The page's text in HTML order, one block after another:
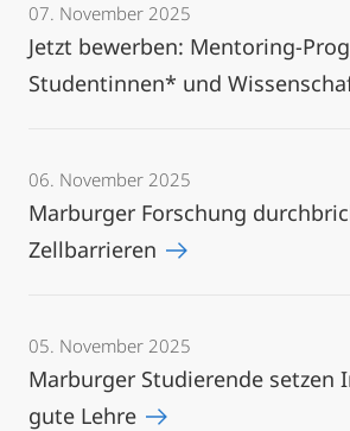
07. November 2025
Jetzt bewerben: Mentoring-
Studentinnen* und
06. November 2025
Marburger Forschung
Zellbarrieren
05. November 2025
Marburger Studierende setzen
gute Lehre